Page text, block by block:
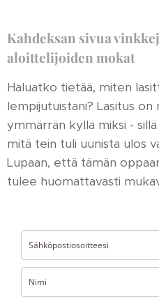
Kahdeksan sivua
aloittelijoiden mokat
Haluatko tietää, miten
lempijutuistani? Lasitus on
ymmärrän kyllä miksi -
mitä tein tuli uunista ulos
Lupaan, että tämän
tulee huomattavasti